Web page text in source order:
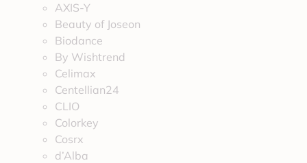
AXIS-Y
Beauty of Joseon
Biodance
By Wishtrend
Celimax
Centellian24
CLIO
Colorkey
Cosrx
d’Alba